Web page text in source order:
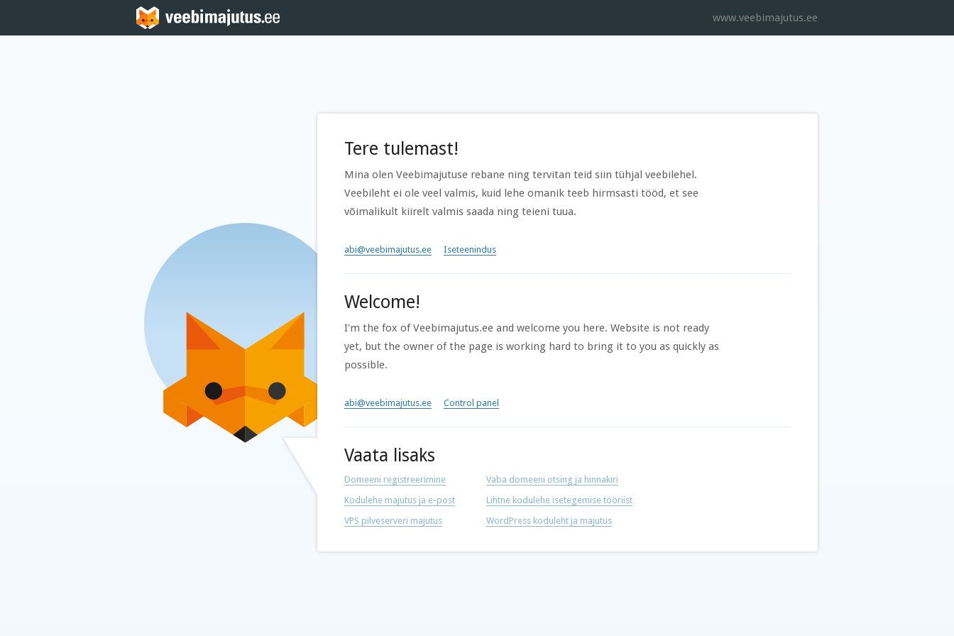
www.veebimajutus.ee
Tere tulemast!
Mina olen Veebimajutuse rebane ning tervitan teid siin tühjal veebilehel.
Veebileht ei ole veel valmis, kuid lehe omanik teeb hirmsasti tööd, et see
võimalikult kiirelt valmis saada ning teieni tuua.
abi@veebimajutus.ee Iseteenindus
Welcome!
I'm the fox of Veebimajutus.ee and welcome you here. Website is not ready
yet, but the owner of the page is working hard to bring it to you as quickly as
possible.
abi@veebimajutus.ee Control panel
Vaata lisaks
Domeeni registreerimine
Kodulehe majutus ja e-post
VPS pilveserveri majutus
Vaba domeeni otsing ja hinnakiri
Lihtne kodulehe isetegemise tööriist
WordPress koduleht ja majutus